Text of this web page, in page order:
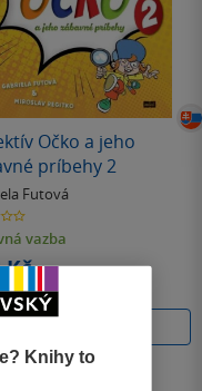
Očko a jeho
príbehy 2
Futová
vazba
Kč
249 Kč
Knihy to